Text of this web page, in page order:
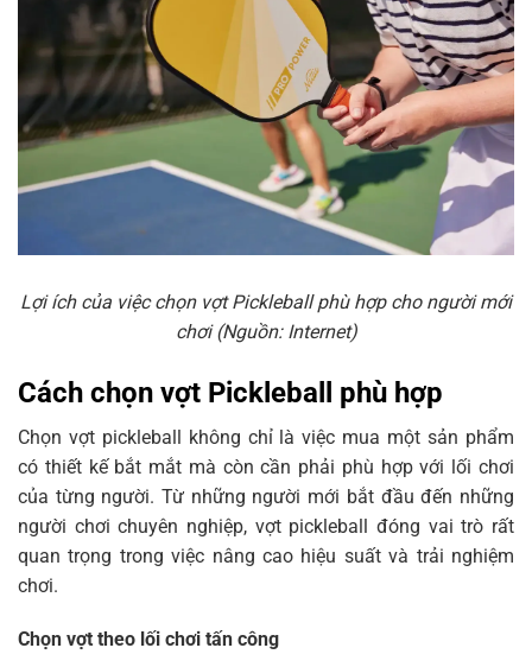
Lợi ích của việc chọn vợt Pickleball phù hợp cho người mới
chơi (Nguồn: Internet)
Cách chọn vợt Pickleball phù hợp
Chọn vợt pickleball không chỉ là việc mua một sản phẩm
có thiết kế bắt mắt mà còn cần phải phù hợp với lối chơi
của từng người. Từ những người mới bắt đầu đến những
người chơi chuyên nghiệp, vợt pickleball đóng vai trò rất
quan trọng trong việc nâng cao hiệu suất và trải nghiệm
chơi.
Chọn vợt theo lối chơi tấn công